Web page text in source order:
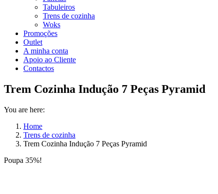
Tabuleiros
Trens de cozinha
Woks
Promoções
Outlet
A minha conta
Apoio ao Cliente
Contactos
Trem Cozinha Indução 7 Peças Pyramid
You are here:
Home
Trens de cozinha
Trem Cozinha Indução 7 Peças Pyramid
Poupa 35%!